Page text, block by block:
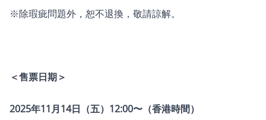
※除瑕疵問題外，恕不退換，敬請諒解。
＜售票日期＞
2025年11月14日（五）12:00〜（香港時間）